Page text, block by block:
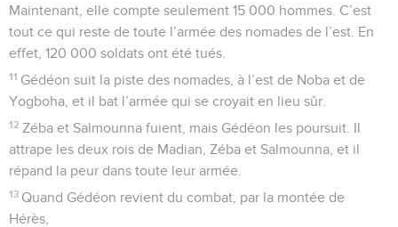
Maintenant, elle compte seulement 15 000 hommes. C’est
tout ce qui reste de toute l’armée des nomades de l’est. En
effet, 120 000 soldats ont été tués.
11 Gédéon suit la piste des nomades, à l’est de Noba et de
Yogboha, et il bat l’armée qui se croyait en lieu sûr.
12 Zéba et Salmounna fuient, mais Gédéon les poursuit. Il
attrape les deux rois de Madian, Zéba et Salmounna, et il
répand la peur dans toute leur armée.
13 Quand Gédéon revient du combat, par la montée de
Hérès,